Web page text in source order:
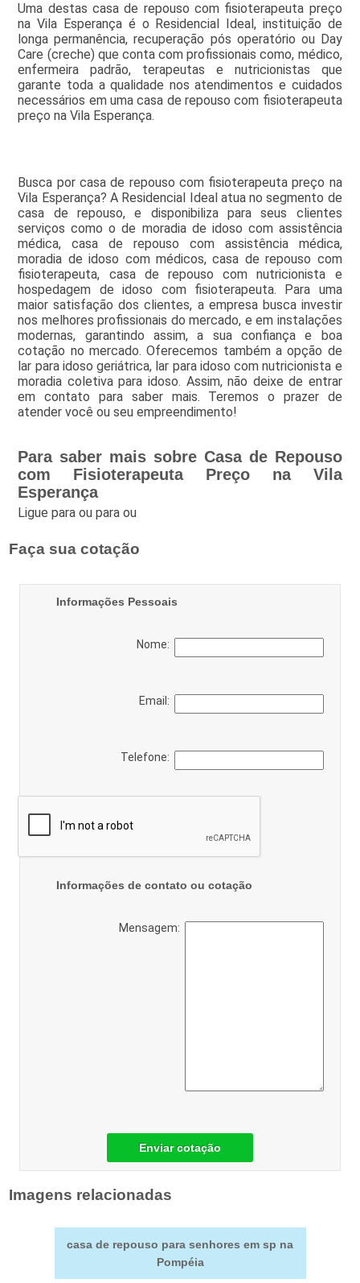
Uma destas casa de repouso com fisioterapeuta preço
na Vila Esperança é o Residencial Ideal, instituição de
longa permanência, recuperação pós operatório ou Day
Care (creche) que conta com profissionais como, médico,
enfermeira padrão, terapeutas e nutricionistas que
garante toda a qualidade nos atendimentos e cuidados
necessários em uma casa de repouso com fisioterapeuta
preço na Vila Esperança.
Busca por casa de repouso com fisioterapeuta preço na
Vila Esperança? A Residencial Ideal atua no segmento de
casa de repouso, e disponibiliza para seus clientes
serviços como o de moradia de idoso com assistência
médica, casa de repouso com assistência médica,
moradia de idoso com médicos, casa de repouso com
fisioterapeuta, casa de repouso com nutricionista e
hospedagem de idoso com fisioterapeuta. Para uma
maior satisfação dos clientes, a empresa busca investir
nos melhores profissionais do mercado, e em instalações
modernas, garantindo assim, a sua confiança e boa
cotação no mercado. Oferecemos também a opção de
lar para idoso geriátrica, lar para idoso com nutricionista e
moradia coletiva para idoso. Assim, não deixe de entrar
em contato para saber mais. Teremos o prazer de
atender você ou seu empreendimento!
Para saber mais sobre Casa de Repouso
com Fisioterapeuta Preço na Vila
Esperança
Ligue paraou paraou
Faça sua cotação
Informações Pessoais
Nome:
Email:
Telefone:
Informações de contato ou cotação
Mensagem:
Enviar cotação
Imagens relacionadas
casa de repouso para senhores em sp na
Pompéia